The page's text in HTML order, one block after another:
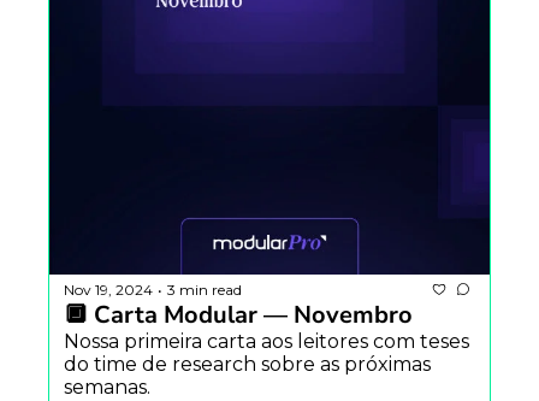
Nov 19, 2024 • 3 min read
🔲 Carta Modular — Novembro
Nossa primeira carta aos leitores com teses
do time de research sobre as próximas
semanas.